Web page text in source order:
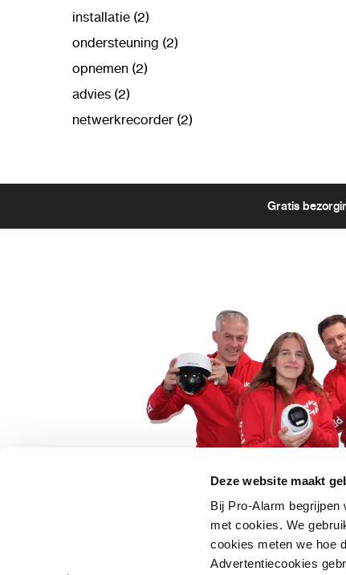
Deze website maakt
Bij Pro-Alarm begrijpen
met cookies. We
cookies meten we hoe
Advertentiecookies
installatie (2)
ondersteuning (2)
opnemen (2)
advies (2)
netwerkrecorder (2)
Gratis
5 euro korting op
Schrijf je direct in voor onze